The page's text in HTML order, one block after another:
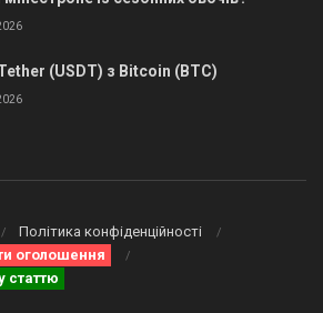
(USDT) з Bitcoin (BTC)
Політика конфіденційності
оголошення
статтю